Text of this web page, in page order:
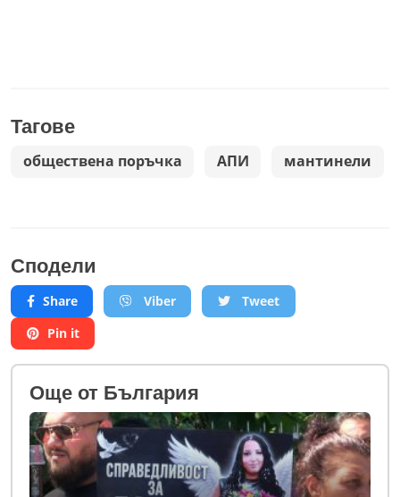
Тагове
обществена поръчка АПИ мантинели
Сподели
Share Viber
Tweet
Pin it
Oще от България